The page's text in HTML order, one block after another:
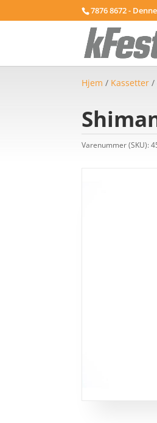
7876 8672 -
Hjem / Kassetter /
Varenummer (SKU):